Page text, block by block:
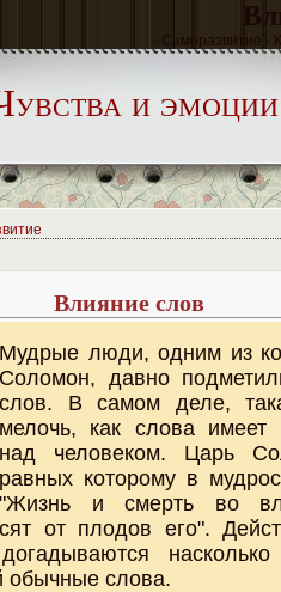
- Саморазвитие -
и эмоции
Влияние слов
Мудрые люди, одним из
Соломон, давно
слов. В самом деле,
мелочь, как слова имеет
над человеком. Царь
равных которому в
"Жизнь и смерть во
от плодов его".
обычные слова.